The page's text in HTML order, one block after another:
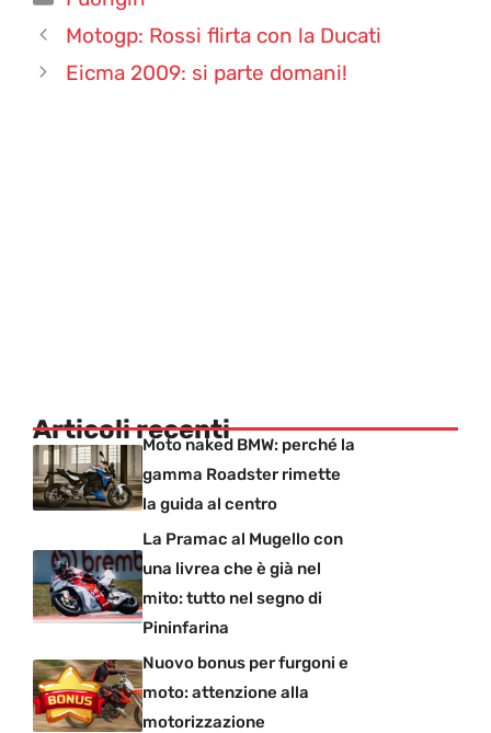
Motogp: Rossi flirta con la Ducati
Eicma 2009: si parte domani!
Articoli recentiMoto naked BMW: perché la
gamma Roadster rimette
la guida al centro
La Pramac al Mugello con
una livrea che è già nel
mito: tutto nel segno di
Pininfarina
Nuovo bonus per furgoni e
moto: attenzione alla
motorizzazione